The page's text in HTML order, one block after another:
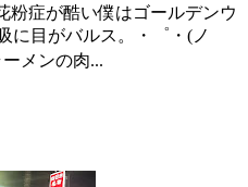
粉症が酷い僕はゴールデンウ
に目がバルス。・゜・(ノ
メンの肉...